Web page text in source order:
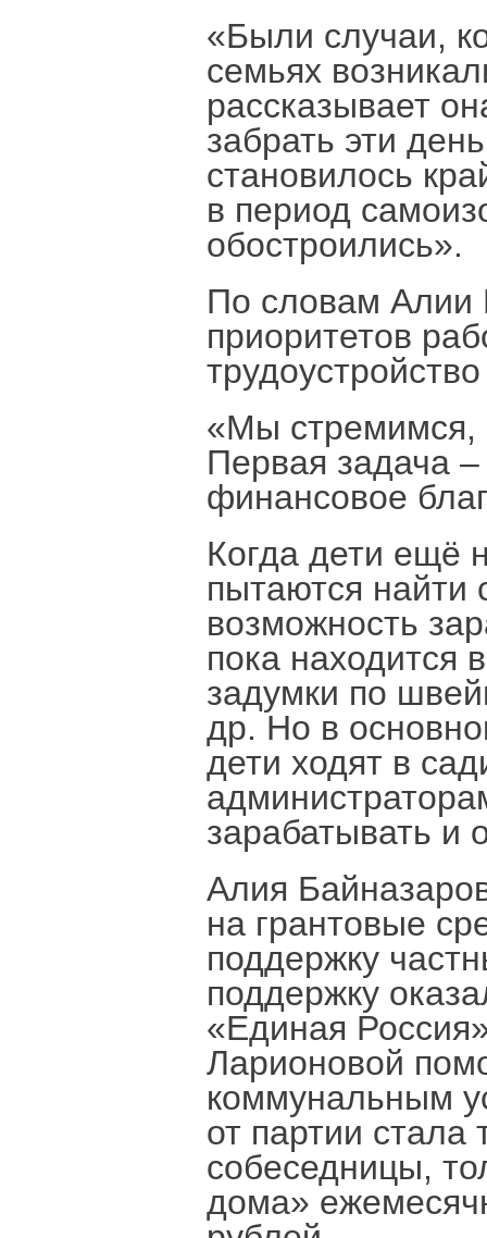
«Были случаи,
семьях
рассказывает
забрать эти
становилось
в период
обостроились».
По словам Алии
приоритетов
«Мы стремимся,
Первая задача
финансовое
Когда дети ещё
пытаются найти
возможность
пока находится
задумки по
др. Но в
дети ходят в
зарабатывать и
Алия
на грантовые
поддержку
поддержку
«Единая
Ларионовой
коммунальным
от партии стала
собеседницы,
дома»